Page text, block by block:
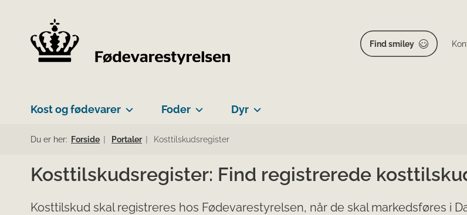
Find smiley
Kost og fødevarer Foder Dyr
Du er her: Forside Portaler Kosttilskudsregister
Kosttilskudsregister: Find registrerede
Kosttilskud skal registreres hos Fødevarestyrelsen, når de skal markedsføres i